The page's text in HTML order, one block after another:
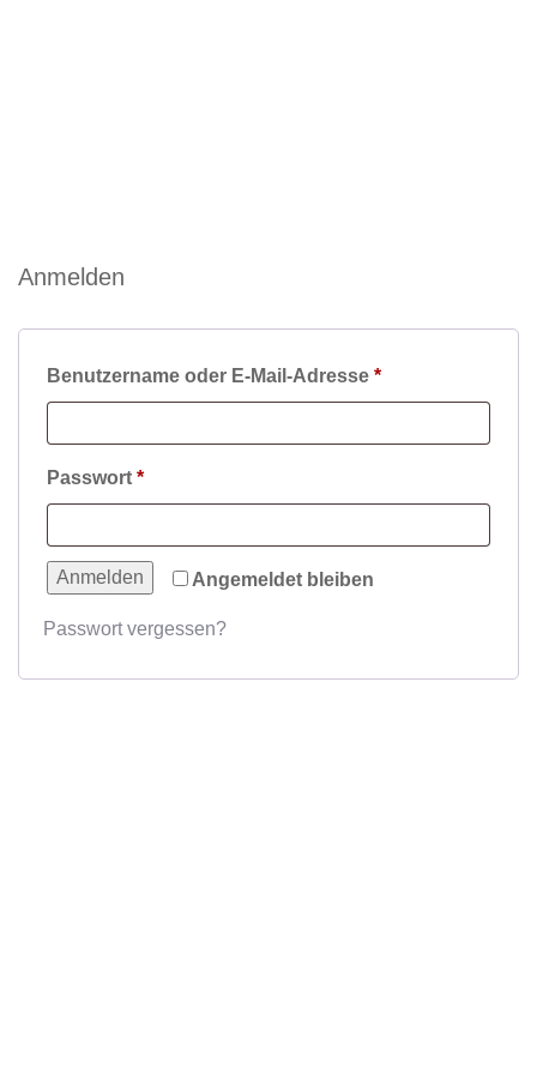
Anmelden
Benutzername oder E-Mail-Adresse *
Passwort *
Angemeldet bleiben
Anmelden
Passwort vergessen?